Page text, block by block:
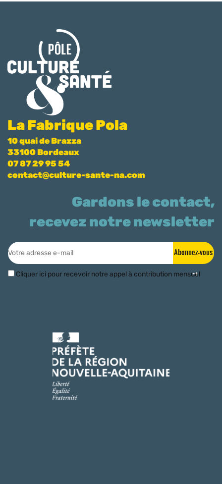
La Fabrique Pola
10 quai de Brazza
33100 Bordeaux
07 87 29 95 54
contact@culture-sante-na.com
Gardons le contact,
recevez notre newsletter
Abonnez-vous
Cliquer ici pour recevoir notre appel à contribution mensuel